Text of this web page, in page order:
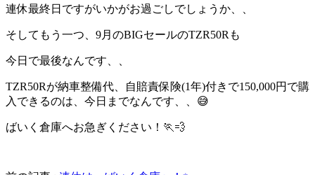
連休最終日ですがいかがお過ごしでしょうか、、
そしてもう一つ、9月のBIGセールのTZR50Rも
今日で最後なんです、、
TZR50Rが納車整備代、自賠責保険(1年)付きで150,000円で購
入できるのは、今日までなんです、、😅
ばいく倉庫へお急ぎください！🏃💨